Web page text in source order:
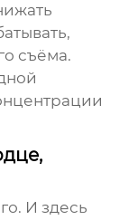
съёма.
И здесь